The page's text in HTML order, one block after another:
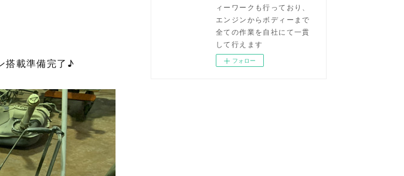
搭載準備完了♪
ィーワークも行っており、
エンジンからボディーまで
全ての作業を自社にて一貫
して行えます
フォロー